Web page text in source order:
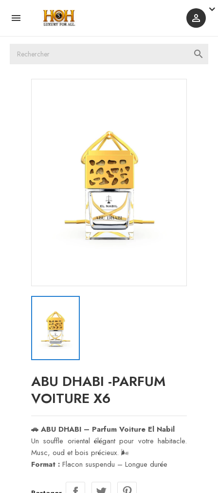
 

ABU DHABI -PARFUM
VOITURE X6
🚗 ABU DHABI – Parfum Voiture El Nabil
Un souffle oriental élégant pour votre habitacle.
Musc, oud et bois précieux. 🌬️
Format : Flacon suspendu – Longue durée